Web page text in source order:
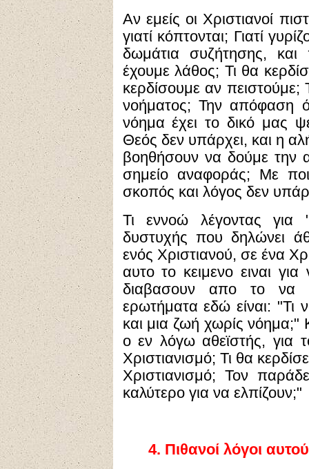
Αν εμείς οι Χριστιανοί
γιατί κόπτονται; Γιατί
δωμάτια συζήτησης,
έχουμε λάθος; Τι θα
κερδίσουμε αν πειστούμε;
νοήματος; Την απόφαση
νόημα έχει το δικό μας
Θεός δεν υπάρχει, και η
βοηθήσουν να δούμε την
σημείο αναφοράς; Με
σκοπός και λόγος δεν
Τι εννοώ λέγοντας για
δυστυχής που δηλώνει
ενός Χριστιανού, σε ένα
αυτο το κειμενο ειναι
διαβασουν απο το να
ερωτήματα εδώ είναι:
και μια ζωή χωρίς νόημα;"
ο εν λόγω αθεϊστής, για
Χριστιανισμό; Τι θα
Χριστιανισμό; Τον
καλύτερο για να ελπίζουν;"
4. Πιθανοί λόγοι